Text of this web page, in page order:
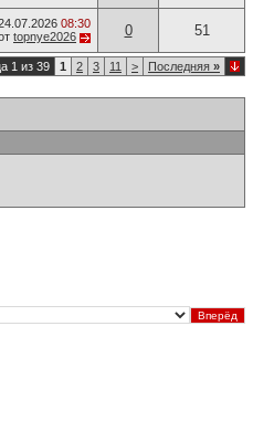
08:30
topnye2026 0 51
1 из 39 1 2 3 11 > Последняя »